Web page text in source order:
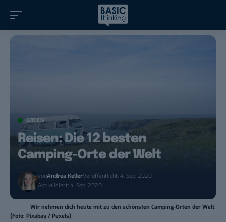
GREEN
Reisen: Die 12 besten
Camping-Orte der Welt
vonAndrea KellerVeröffentlicht: 4. Sep. 2020
Aktualisiert: 4. Sep. 2020
Wir nehmen dich heute mit zu den schönsten Camping-Orten der Welt.
(Foto: Pixabay / Pexels)